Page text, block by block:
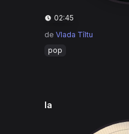
02:45
de Vlada Tîltu
pop
la